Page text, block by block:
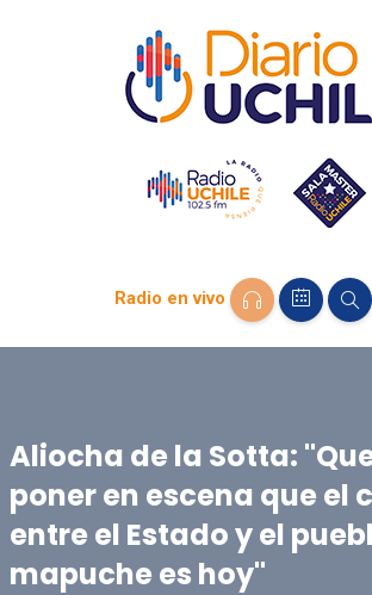
Radio en vivo
Aliocha de la Sotta:
poner en escena que el
entre el Estado y el
mapuche es hoy"